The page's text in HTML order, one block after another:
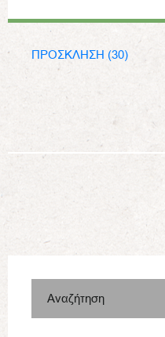
ΠΡΟΣΚΛΗΣΗ (30)
Αναζήτηση